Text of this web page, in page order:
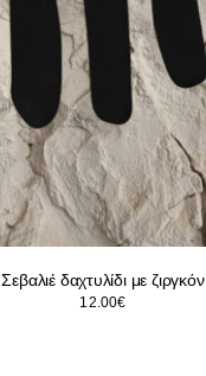
Σεβαλιέ δαχτυλίδι με ζιργκόν
12.00€